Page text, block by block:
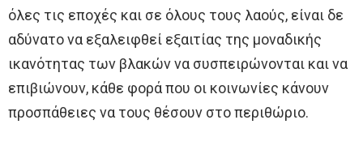
όλες τις εποχές και σε όλους τους λαούς, είναι δε
αδύνατο να εξαλειφθεί εξαιτίας της μοναδικής
ικανότητας των βλακών να συσπειρώνονται και να
επιβιώνουν, κάθε φορά που οι κοινωνίες κάνουν
προσπάθειες να τους θέσουν στο περιθώριο.